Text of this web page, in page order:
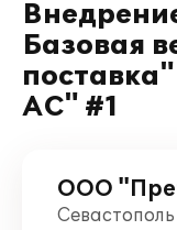
Базовая
АС" #1
ООО